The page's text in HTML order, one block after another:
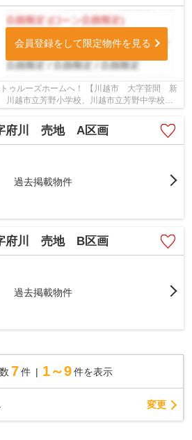
会員登録をして限定物件を見る
トゥルーズホームへ！ 【川越市 大字菅間 新
越市立芳野小学校、川越市立芳野中学校学
府川 売地 A区画
過去掲載物件
府川 売地 B区画
過去掲載物件
7 件 1～9 件を表示
変更